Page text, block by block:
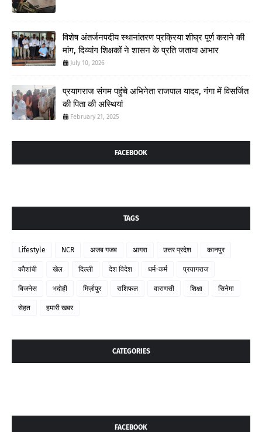
विशेष अंतर्जनपदीय स्थानांतरण प्रक्रिया शीघ्र पूर्ण कराने की
मांग, दिव्यांग शिक्षकों ने शासन के प्रति जताया आभार
July 10, 2026
प्रयागराज संगम पहुंचे अभिनेता राजपाल यादव, गंगा में विसर्जित
की पिता की अस्थियां
February 21, 2025
FACEBOOK
TAGS
Lifestyle NCR अजब गजब आगरा उत्तर प्रदेश कानपुर
कौशांबी खेल दिल्ली देश विदेश धर्म-कर्म प्रयागराज
बिजनेस भदोही मिर्ज़ापुर राशिफल वाराणसी शिक्षा सिनेमा
सेहत हमारी खबर
CATEGORIES
FACEBOOK